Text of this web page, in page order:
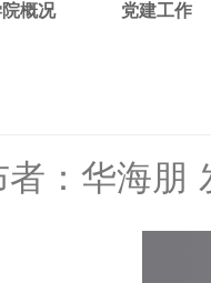
概况 党建工作
者：华海朋